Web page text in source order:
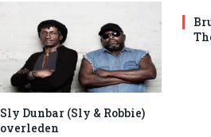
Sly Dunbar (Sly & Robbie)
overleden